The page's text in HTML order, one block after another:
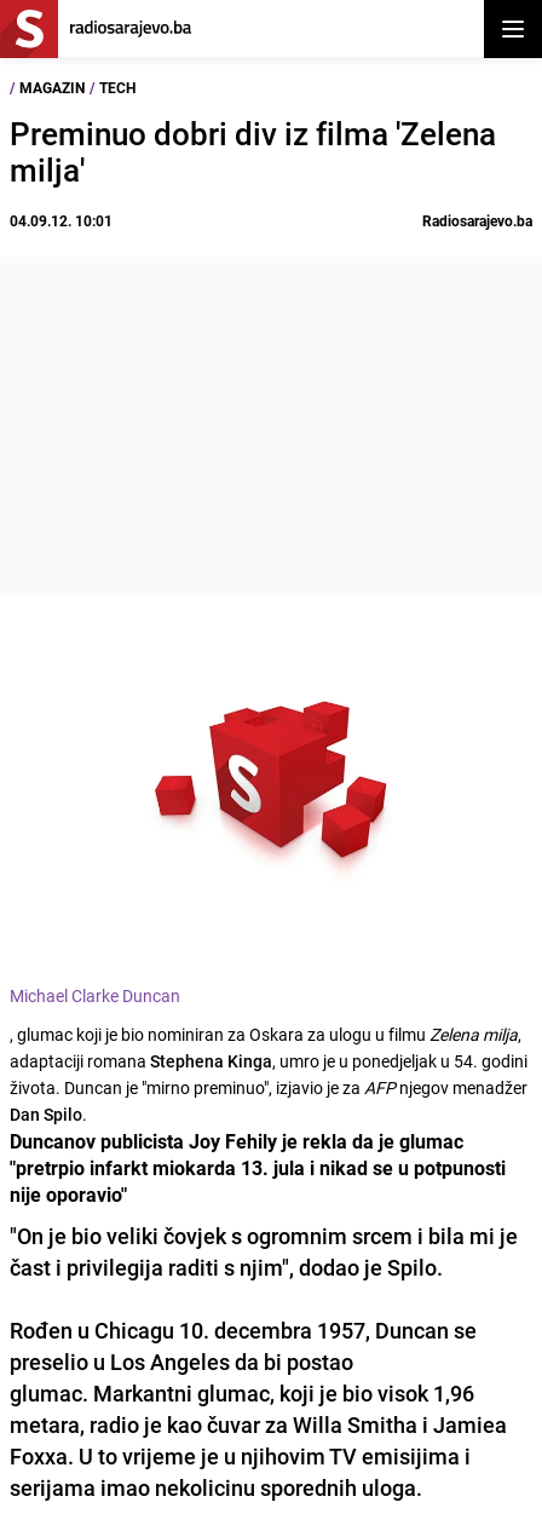
/ MAGAZIN / TECH
Preminuo dobri div iz filma 'Zelena
milja'
04.09.12. 10:01 Radiosarajevo.ba
Michael Clarke Duncan
, glumac koji je bio nominiran za Oskara za ulogu u filmu Zelena milja,
adaptaciji romana Stephena Kinga, umro je u ponedjeljak u 54. godini
života. Duncan je "mirno preminuo", izjavio je za AFPnjegov menadžer
Dan Spilo.
Duncanov publicista Joy Fehily je rekla da je glumac
"pretrpio infarkt miokarda 13. jula i nikad se u potpunosti
nije oporavio"
"On je bio veliki čovjek s ogromnim srcem i bila mi je
čast i privilegija raditi s njim", dodao je Spilo.
Rođen u Chicagu 10. decembra 1957, Duncan se
preselio u Los Angeles da bi postao
glumac. Markantni glumac, koji je bio visok 1,96
metara, radio je kao čuvar za Willa Smitha i Jamiea
Foxxa. U to vrijeme je u njihovim TV emisijima i
serijama imao nekolicinu sporednih uloga.